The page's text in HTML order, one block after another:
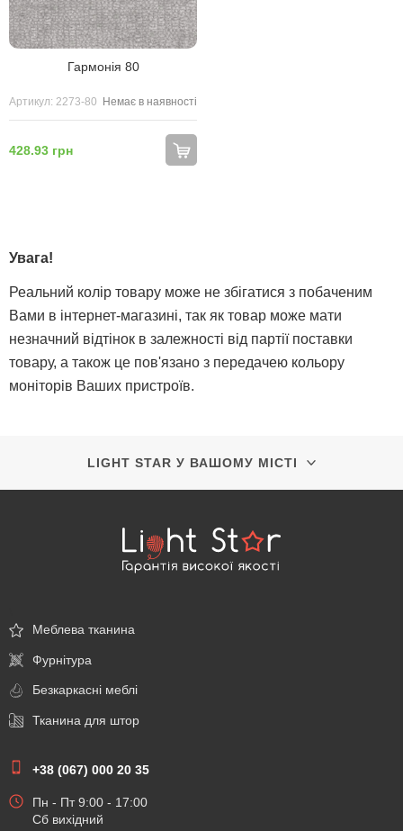
Гармонія 80
Артикул: 2273-80 Немає в наявності
428.93 грн
Увага!
Реальний колір товару може не збігатися з побаченим
Вами в інтернет-магазині, так як товар може мати
незначний відтінок в залежності від партії поставки
товару, а також це пов'язано з передачею кольору
моніторів Ваших пристроїв.
LIGHT STAR У ВАШОМУ МІСТІ
Меблева тканина
Фурнітура
Безкаркасні меблі
Тканина для штор
+38 (067) 000 20 35
Пн - Пт 9:00 - 17:00
Сб вихідний